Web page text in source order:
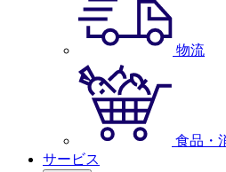
物流
食品・
サービス